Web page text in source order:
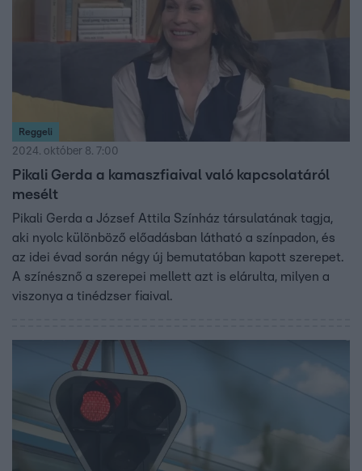
Reggeli
2024. október 8. 7:00
Pikali Gerda a kamaszfiaival való kapcsolatáról
mesélt
Pikali Gerda a József Attila Színház társulatának tagja,
aki nyolc különböző előadásban látható a színpadon, és
az idei évad során négy új bemutatóban kapott szerepet.
A színésznő a szerepei mellett azt is elárulta, milyen a
viszonya a tinédzser fiaival.